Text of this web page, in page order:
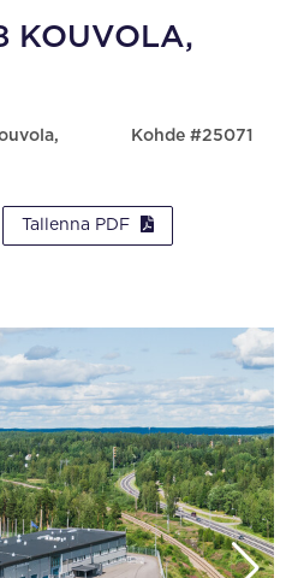
KOUVOLA,
Kohde #25071
Tallenna PDF